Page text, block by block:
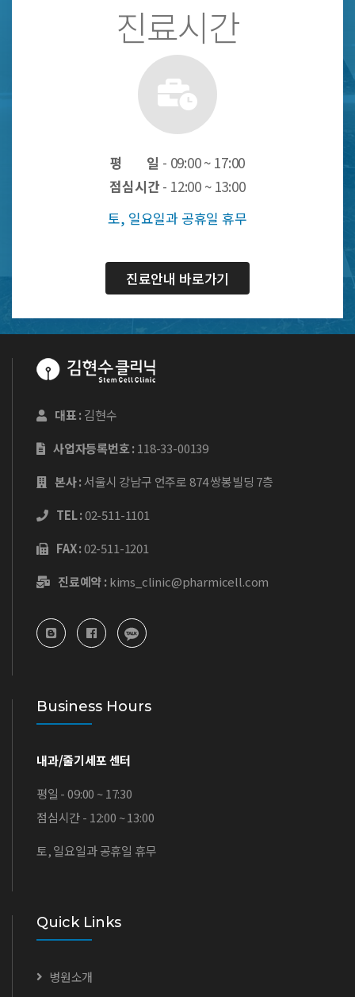
진료시간
평 일 - 09:00 ~ 17:00
점심시간 - 12:00 ~ 13:00
토, 일요일과 공휴일 휴무
진료안내 바로가기
대표 :김현수
사업자등록번호 :118-33-00139
본사 :서울시 강남구 언주로 874 쌍봉빌딩 7층
TEL :02-511-1101
FAX :02-511-1201
진료예약 :kims_clinic@pharmicell.com
Business Hours
내과/줄기세포 센터
평일 - 09:00 ~ 17:30
점심시간 - 12:00 ~ 13:00
토, 일요일과 공휴일 휴무
Quick Links
병원소개